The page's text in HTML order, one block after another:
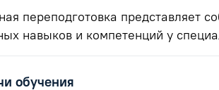
переподготовка представляет
навыков и компетенций у
обучения